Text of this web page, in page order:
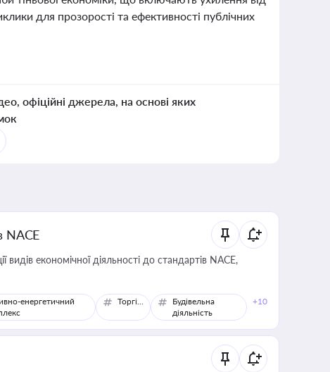
для прозорості та ефективності публічних
офіційні джерела, на основі яких
NACE
видів економічної діяльності до стандартів NACE,
енергетичний
Торгівля
Будівельна
діяльність
+10